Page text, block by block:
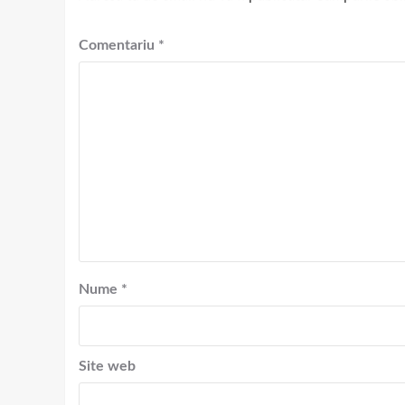
Comentariu *
Nume *
Site web